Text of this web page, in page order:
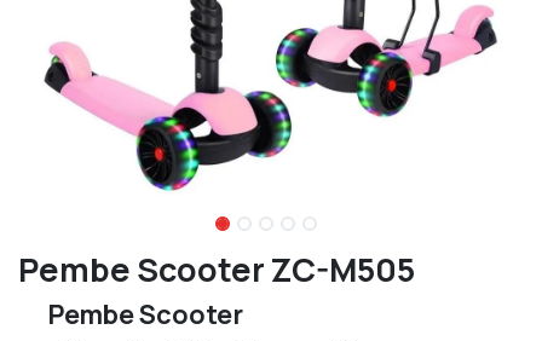
Pembe Scooter ZC-M505
Pembe Scooter